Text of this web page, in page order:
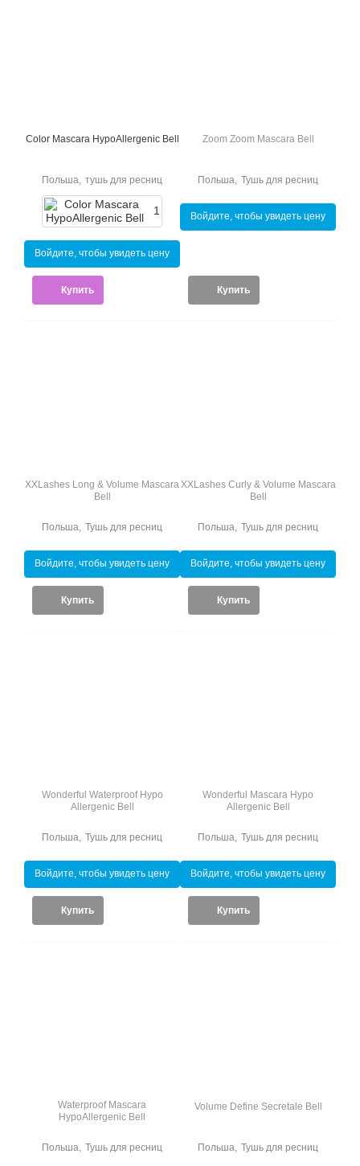
Color Mascara HypoAllergenic Bell
тушь для ресниц
Польша
1
Войдите, чтобы увидеть цену
Купить
Zoom Zoom Mascara Bell
Тушь для ресниц
Польша
Войдите, чтобы увидеть цену
Купить
XXLashes Long & Volume Mascara
Bell
Тушь для ресниц
Польша
Войдите, чтобы увидеть цену
Купить
XXLashes Curly & Volume Mascara
Bell
Тушь для ресниц
Польша
Войдите, чтобы увидеть цену
Купить
Wonderful Waterproof Hypo
Allergenic Bell
Тушь для ресниц
Польша
Войдите, чтобы увидеть цену
Купить
Wonderful Mascara Hypo
Allergenic Bell
Тушь для ресниц
Польша
Войдите, чтобы увидеть цену
Купить
Waterproof Mascara
HypoAllergenic Bell
Тушь для ресниц
Польша
Volume Define Secretale Bell
Тушь для ресниц
Польша